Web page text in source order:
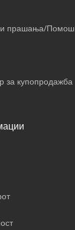
прашања/Помош
за купопродажба